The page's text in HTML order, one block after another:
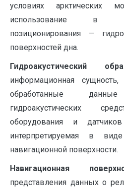
условиях
использование в
позиционирования —
поверхностей дна.
Гидроакустический
информационная
обработанные
гидроакустических
оборудования и
интерпретируемая в
навигационной поверхности.
Навигационная
представления данных о